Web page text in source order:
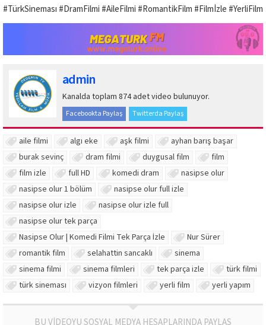
#TürkSineması #DramFilmi #AileFilmi #RomantikFilm #Filmİzle #YerliFilm
admin
Kanalda toplam 874 adet video bulunuyor.
Facebookta Paylaş Twitterda Paylaş
aile filmi algı eke aşk filmi
ayhan barış başar
burak sevinç
dram filmi duygusal film
film
film izle
full HD komedi dram
nasipse olur
nasipse olur 1 bölüm
nasipse olur full izle
nasipse olur izle
nasipse olur izle full
nasipse olur tek parça
Nasipse Olur | Komedi Filmi Tek Parça İzle
Nur Sürer
romantik film
selahattin sancaklı
sinema
sinema filmi
sinema filmleri tek parça izle
türk filmi
türk sineması
vizyon filmleri yerli film yerli yapım
BU VİDEOYU SOSYAL MEDYA HESAPLARINDA PAYLAŞ